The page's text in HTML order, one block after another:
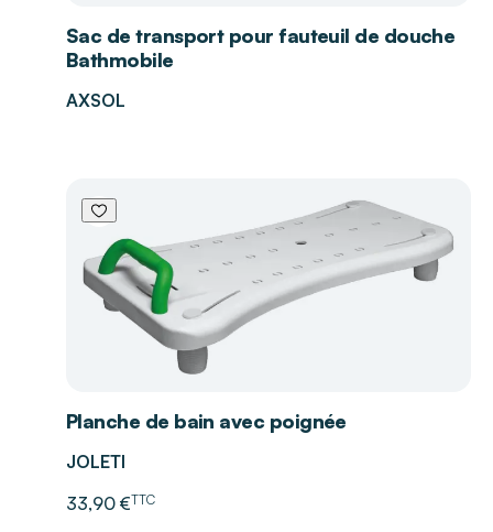
Sac de transport pour fauteuil de douche
Bathmobile
AXSOL
Planche de bain avec poignée
JOLETI
33,90 €TTC